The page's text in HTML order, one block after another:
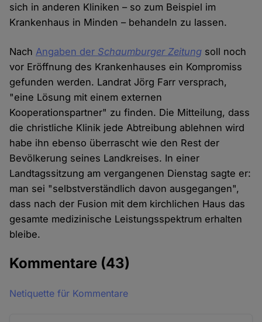
sich in anderen Kliniken – so zum Beispiel im
Krankenhaus in Minden – behandeln zu lassen.
NachAngaben der Schaumburger Zeitung soll noch
vor Eröffnung des Krankenhauses ein Kompromiss
gefunden werden. Landrat Jörg Farr versprach,
"eine Lösung mit einem externen
Kooperationspartner" zu finden. Die Mitteilung, dass
die christliche Klinik jede Abtreibung ablehnen wird
habe ihn ebenso überrascht wie den Rest der
Bevölkerung seines Landkreises. In einer
Landtagssitzung am vergangenen Dienstag sagte er:
man sei "selbstverständlich davon ausgegangen",
dass nach der Fusion mit dem kirchlichen Haus das
gesamte medizinische Leistungsspektrum erhalten
bleibe.
Kommentare (43)
Netiquette für Kommentare